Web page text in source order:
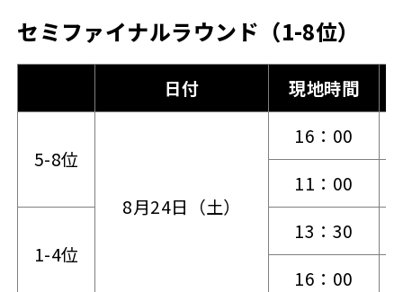
セミファイナルラウンド（1-8位）
日付 現地時間
5-8位
8月24日（土）
16：00
11：00
1-4位
13：30
16：00